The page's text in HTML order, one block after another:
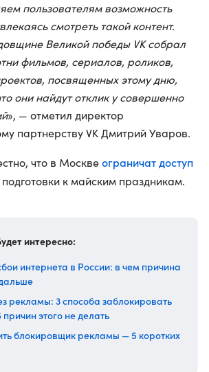
пользователям возможность
смотреть такой контент.
Великой победы VK собрал
фильмов, сериалов, роликов,
посвященных этому дню,
они найдут отклик у совершенно
», — отметил директор
партнерству VK Дмитрий Уваров.
что в Москвеограничат доступ
к майским праздникам.
интересно:
интернета в России: в чем причина
рекламы: 3 способа заблокировать
этого не делать
блокировщик рекламы — 5 коротких